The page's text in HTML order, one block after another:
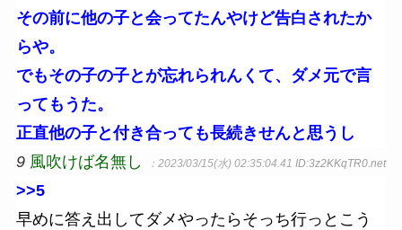
その前に他の子と会ってたんやけど告白されたか
らや。
でもその子の子とが忘れられんくて、ダメ元で言
ってもうた。
正直他の子と付き合っても長続きせんと思うし
9 風吹けば名無し ：2023/03/15(水) 02:35:04.41 ID:3z2KKqTR0.net
>>5
早めに答え出してダメやったらそっち行っとこう